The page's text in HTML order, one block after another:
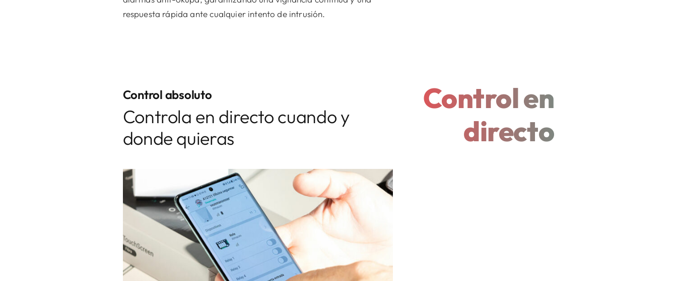
respuesta rápida ante cualquier intento de intrusión.
Control absoluto
Controla en directo cuando y
donde quieras
Control en
directo